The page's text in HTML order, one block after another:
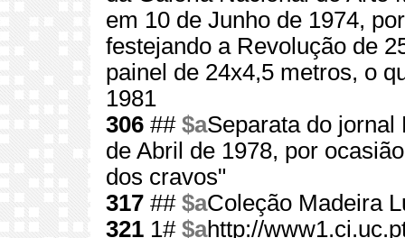
em 10 de Junho de 1974,
festejando a Revolução de
painel de 24x4,5 metros, o
1981
306 ## $aSeparata do jornal
de Abril de 1978, por
dos cravos"
317 ## $aColeção Madeira
321 1# $ahttp://